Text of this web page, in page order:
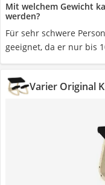
Mit welchem Gewicht
werden?
Für sehr schwere
geeignet, da er nur bis
Varier Original